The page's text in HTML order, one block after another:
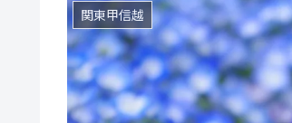
関東甲信越